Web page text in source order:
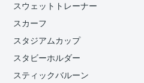
スウェットトレーナー
スカーフ
スタジアムカップ
スタビーホルダー
スティックバルーン